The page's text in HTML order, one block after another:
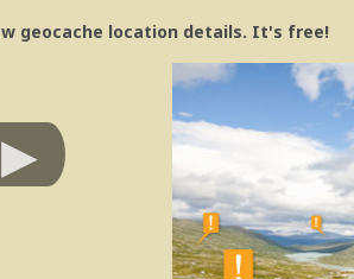
geocache location details. It's free!